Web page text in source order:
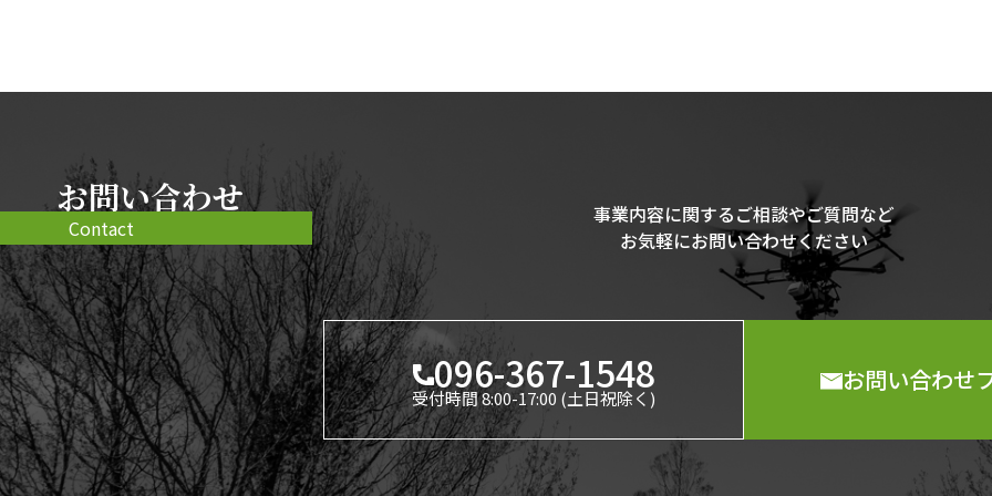
お問い合わせ
Contact
事業内容に関するご相談やご質問など
お気軽にお問い合わせください
096-367-1548
受付時間 8:00-17:00 (土日祝除く)
お問い合わせ